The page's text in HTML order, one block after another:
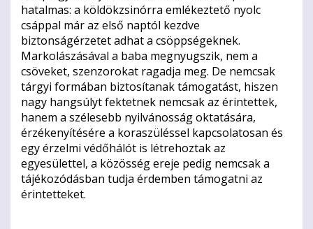
hatalmas: a köldökzsinórra emlékeztető nyolc
csáppal már az első naptól kezdve
biztonságérzetet adhat a csöppségeknek.
Markolászásával a baba megnyugszik, nem a
csöveket, szenzorokat ragadja meg. De nemcsak
tárgyi formában biztosítanak támogatást, hiszen
nagy hangsúlyt fektetnek nemcsak az érintettek,
hanem a szélesebb nyilvánosság oktatására,
érzékenyítésére a koraszüléssel kapcsolatosan és
egy érzelmi védőhálót is létrehoztak az
egyesülettel, a közösség ereje pedig nemcsak a
tájékozódásban tudja érdemben támogatni az
érintetteket.